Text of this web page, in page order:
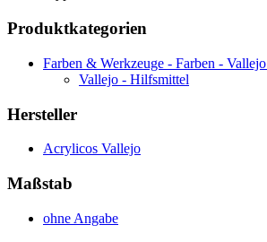
Produktkategorien
Farben & Werkzeuge - Farben - Vallejo
Vallejo - Hilfsmittel
Hersteller
Acrylicos Vallejo
Maßstab
ohne Angabe